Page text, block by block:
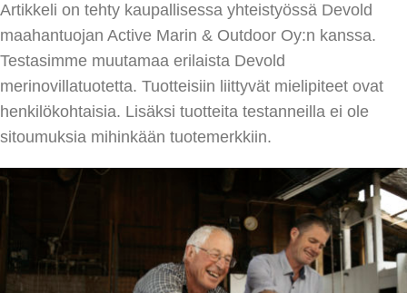
Artikkeli on tehty kaupallisessa yhteistyössä Devold
maahantuojan Active Marin & Outdoor Oy:n kanssa.
Testasimme muutamaa erilaista Devold
merinovillatuotetta. Tuotteisiin liittyvät mielipiteet ovat
henkilökohtaisia. Lisäksi tuotteita testanneilla ei ole
sitoumuksia mihinkään tuotemerkkiin.